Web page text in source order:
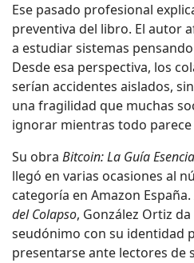
Ese pasado profesional
preventiva del libro. El autor
a estudiar sistemas
Desde esa perspectiva, los
serían accidentes aislados,
una fragilidad que muchas
ignorar mientras todo parece
Su obra Bitcoin: La Guía
llegó en varias ocasiones al
categoría en Amazon
del Colapso, González Ortiz
seudónimo con su identidad
presentarse ante lectores de